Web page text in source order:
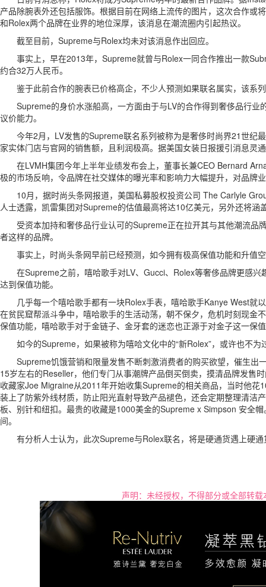
产品除腕表外还包括服饰。根据目前在网络上流传的图片，这次合作
和Rolex两个品牌在业界的地位深厚，该消息在潮流圈内引起热议。
截至目前，Supreme与Rolex均未对该消息作出回应。
事实上，早在2013年，Supreme就曾与Rolex一同合作推出一款
约合32万人民币。
鉴于此前合作的腕表已价格高企，不少人预测如果联名属实，该系
Supreme的身价水涨船高，一方面由于与LV的合作得到奢侈品行
议价能力。
今年2月，LV发售的Supreme联名系列被称为是奢侈时尚界21世纪
家实体门店与官网的销售额，且利润极高。据美国女装日报援引消息灵
在LVMH集团今年上半年业绩发布会上，董事长兼CEO Bernard
极的市场反响，令品牌在社交媒体的曝光率和影响力大幅提升，对品牌
10月，据时尚头条网报道，美国私募股权投资公司 The Carlyle
人士透露，凯雷集团对Supreme的估值最高将达10亿美元，另外还将涵
受资本加持和奢侈品行业认可的Supreme正在拉开其与其他潮流
者这样的品牌。
事实上，时尚头条网早前已经预测，如今拥有极高保值功能和升值
在Supreme之前，嘻哈歌手对LV、Gucci、Rolex等奢侈品牌更感
达到保值功能。
几乎每一个嘻哈歌手都有一块Rolex手表，嘻哈歌手Kanye West就
在贫民窟帮派斗争中，嘻哈歌手的生活动荡，朝不保夕，危机时刻现
保值功能，嘻哈歌手对于金链子、金牙套的迷恋也正源于对金子这一保
如今的Supreme，如果被称为嘻哈文化中的“新Rolex”，或许也不为
Supreme饥饿营销和限量发售不断刺激消费者的购买欲望，催生
15岁左右的Reseller，他们专门从事潮牌产品倒买倒卖，摸清品牌发售
收藏家Joe Migraine从2011年开始收集Supreme的相关商品，当时他
装上了防紫外线材质，防止阳光直射导致产品褪色，还会定期整理清洁
板、别针和纽扣。最贵的收藏是1000美金的Supreme x Simpson 安全
间。
有分析人士认为，此次Supreme与Rolex联名，将是硬通货遇上硬
声明：未经授权，不得部分或全部转